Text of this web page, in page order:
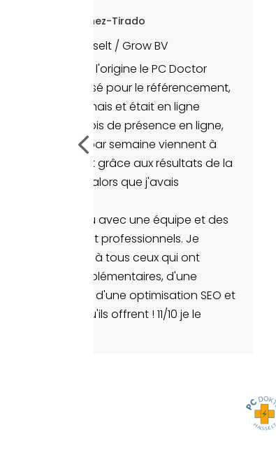
Julio Sanchez-Tirado
PC Doctor Hasselt / Grow BV
Hasselt était à l'origine le PC Doctor
site était optimisé pour le référencement,
que je recherchais et était en ligne
Après 3 mois de présence en ligne,
de 4 clients par semaine viennent à
uniquement grâce aux résultats de la
Ceci alors que j'avais
résultat obtenu avec une équipe et des
extrêmement professionnels. Je
Root Agency à tous ceux qui ont
supplémentaires, d'une
de marque, d'une optimisation SEO et
services qu'ils offrent ! 11/10 je le